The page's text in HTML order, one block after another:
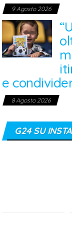
9 Agosto 2026
e
8 Agosto 2026
G24 SU